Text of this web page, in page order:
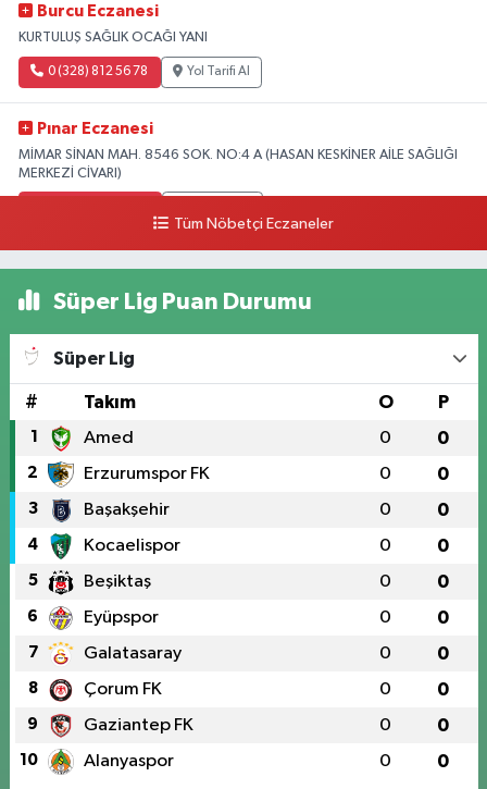
Burcu Eczanesi
KURTULUŞ SAĞLIK OCAĞI YANI
0 (328) 812 56 78 Yol Tarifi Al
Pınar Eczanesi
MİMAR SİNAN MAH. 8546 SOK. NO:4 A (HASAN KESKİNER AİLE SAĞLIĞI
MERKEZİ CİVARI)
Tüm Nöbetçi Eczaneler
Süper Lig Puan Durumu
Süper Lig
# Takım O P
1 Amed 0 0
2 Erzurumspor FK 0 0
3 Başakşehir 0 0
4 Kocaelispor 0 0
5 Beşiktaş 0 0
6 Eyüpspor 0 0
7 Galatasaray 0 0
8 Çorum FK 0 0
9 Gaziantep FK 0 0
10 Alanyaspor 0 0